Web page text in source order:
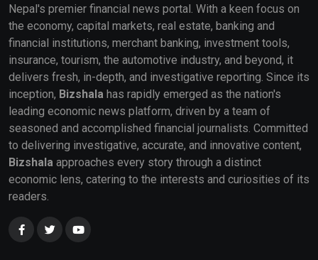
Nepal's premier financial news portal. With a keen focus on
the economy, capital markets, real estate, banking and
financial institutions, merchant banking, investment tools,
insurance, tourism, the automotive industry, and beyond, it
delivers fresh, in-depth, and investigative reporting. Since its
inception, Bizshala has rapidly emerged as the nation's
leading economic news platform, driven by a team of
seasoned and accomplished financial journalists. Committed
to delivering investigative, accurate, and innovative content,
Bizshala approaches every story through a distinct
economic lens, catering to the interests and curiosities of its
readers.